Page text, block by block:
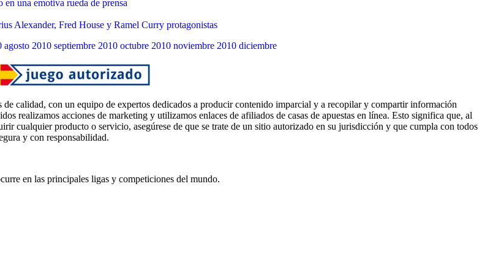
una emotiva rueda de prensa
Alexander, Fred House y Ramel Curry protagonistas
agosto 2010 septiembre 2010 octubre 2010 noviembre 2010 diciembre
calidad, con un equipo de expertos dedicados a producir contenido imparcial y a recopilar y compartir información
realizamos acciones de marketing y utilizamos enlaces de afiliados de casas de apuestas en línea. Esto significa que, al
cualquier producto o servicio, asegúrese de que se trate de un sitio autorizado en su jurisdicción y que cumpla con todos
y con responsabilidad.
en las principales ligas y competiciones del mundo.